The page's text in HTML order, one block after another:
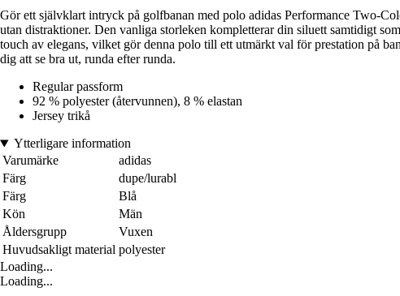
Gör ett självklart intryck på golfbanan med polo adidas Performance Two-
utan distraktioner. Den vanliga storleken kompletterar din siluett samtidigt
touch av elegans, vilket gör denna polo till ett utmärkt val för prestation på
dig att se bra ut, runda efter runda.
Regular passform
92 % polyester (återvunnen), 8 % elastan
Jersey trikå
Ytterligare information
Varumärke
adidas
Färg
dupe/lurabl
Färg
Blå
Kön
Män
Åldersgrupp
Vuxen
Huvudsakligt material polyester
Loading...
Loading...